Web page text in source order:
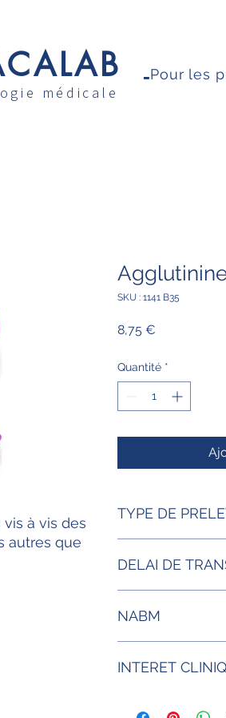
médicale
-Pour les
à vis des
autres que
SKU : 1141 B35
8,75 €
Quantité *
TYPE DE
DELAI DE
NABM
INTERET